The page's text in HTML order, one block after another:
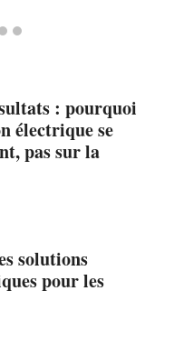
: pourquoi
électrique se
pas sur la
solutions
pour les